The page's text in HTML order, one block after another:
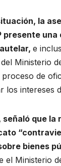
la
presente
e
Ministerio
de
los intereses
señaló que la
bienes
el Ministerio